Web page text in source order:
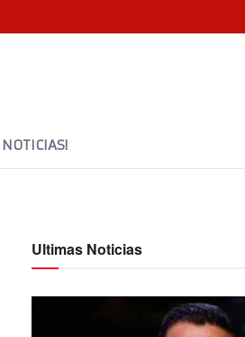
Ultimas Noticias